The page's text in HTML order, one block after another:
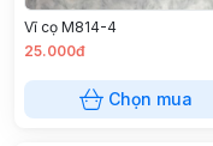
Vĩ cọ M814-4
25.000đ
Chọn mua